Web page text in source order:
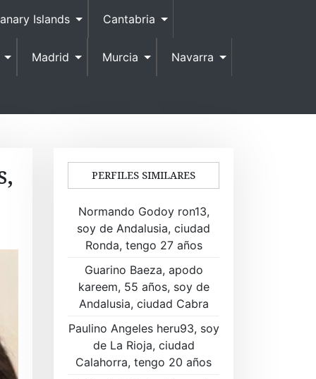
Islands Cantabria
Madrid Murcia Navarra
PERFILES SIMILARES
Normando Godoy ron13,
soy de Andalusia, ciudad
Ronda, tengo 27 años
Guarino Baeza, apodo
kareem, 55 años, soy de
Andalusia, ciudad Cabra
Paulino Angeles heru93, soy
de La Rioja, ciudad
Calahorra, tengo 20 años